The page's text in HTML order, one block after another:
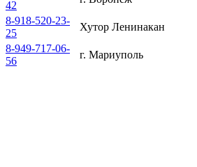
42
8-918-520-23-
25
Хутор Ленинакан
8-949-717-06-
56
г. Мариуполь